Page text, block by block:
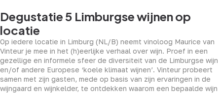
Degustatie 5 Limburgse wijnen op
locatie
Op iedere locatie in Limburg (NL/B) neemt vinoloog Maurice van
Vinteur je mee in het (h)eerlijke verhaal over wijn. Proef in een
gezellige en informele sfeer de diversiteit van de Limburgse wijn
en/of andere Europese ‘koele klimaat wijnen’. Vinteur probeert
samen met zijn gasten, mede op basis van zijn ervaringen in de
wijngaard en wijnkelder, te ontdekken waarom een bepaalde wijn